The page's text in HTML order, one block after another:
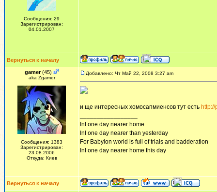
Сообщения: 29
Зарегистрирован:
04.01.2007
Вернуться к началу
gamer(45)
aka Zgamer
Сообщения: 1383
Зарегистрирован:
23.08.2006
Откуда: Киев
Добавлено: Чт Май 22, 2008 3:27 am
и ще интересных хомосапмиенсов тут есть
InI one day nearer home
InI one day nearer than yesterday
For Babylon world is full of trials and badderation
InI one day nearer home this day
Вернуться к началу